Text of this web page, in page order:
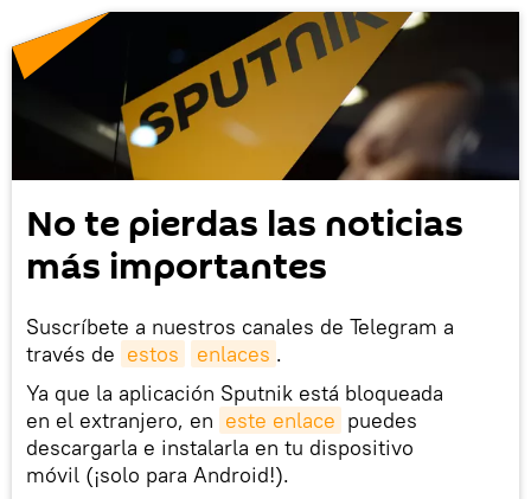
No te pierdas las noticias
más importantes
Suscríbete a nuestros canales de Telegram a
través de estos enlaces .
Ya que la aplicación Sputnik está bloqueada
en el extranjero, en este enlace puedes
descargarla e instalarla en tu dispositivo
móvil (¡solo para Android!).